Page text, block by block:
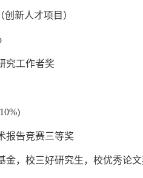
新人才项目）
究工作者奖
报告竞赛三等奖
金，校三好研究生，校优秀论